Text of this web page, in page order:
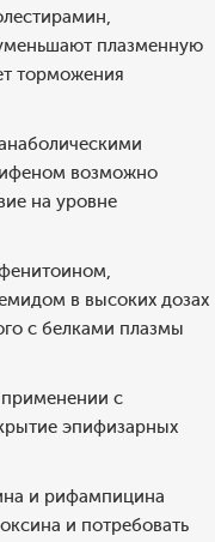
плазменную
торможения
возможно
на уровне
в высоких дозах
с белками плазмы
с
эпифизарных
и рифампицина
и потребовать